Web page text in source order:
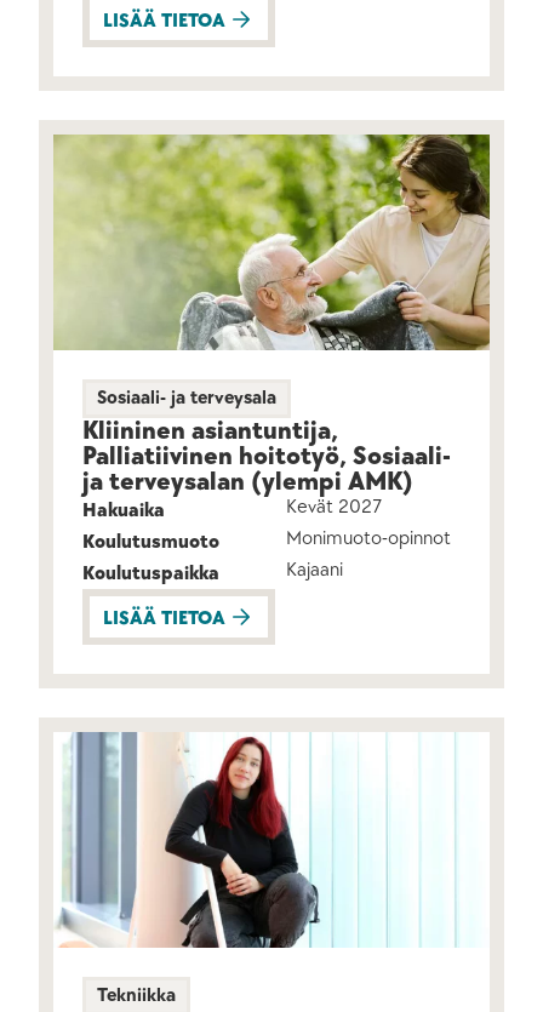
LISÄÄ TIETOA
Sosiaali- ja terveysala
Kliininen asiantuntija,
Palliatiivinen hoitotyö, Sosiaali-
ja terveysalan (ylempi AMK)
Hakuaika
Kevät 2027
Koulutusmuoto
Monimuoto-opinnot
Koulutuspaikka
Kajaani
LISÄÄ TIETOA
Tekniikka